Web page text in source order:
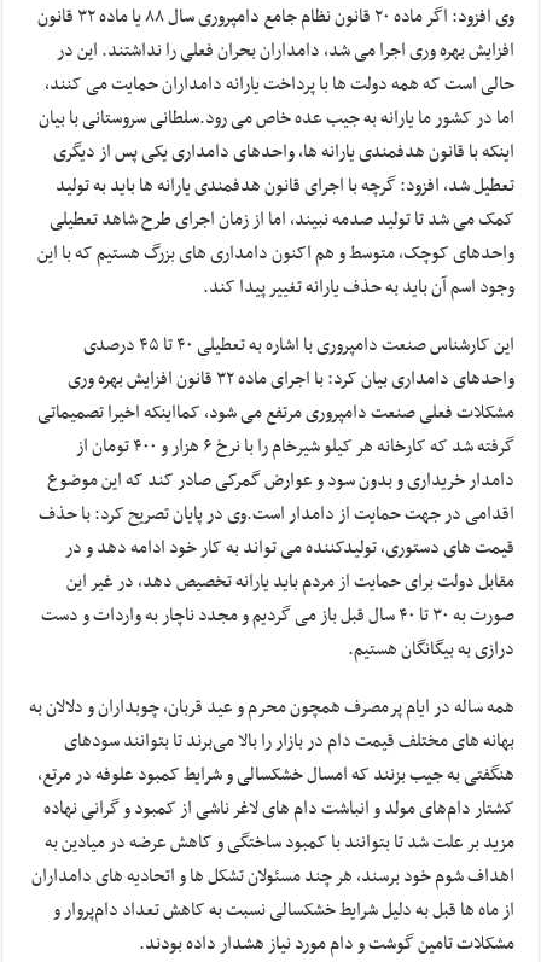
وی افزود: اگر ماده ۲۰ قانون نظام جامع دامپروری سال ۸۸ یا ماده ۳۲ قانون
افزایش بهره وری اجرا می شد، دامداران بحران فعلی را نداشتند. این در
حالی است که همه دولت ها با پرداخت یارانه دامداران حمایت می کنند،
اما در کشور ما یارانه به جیب عده خاص می رود.سلطانی سروستانی با بیان
اینکه با قانون هدفمندی یارانه ها، واحدهای دامداری یکی پس از دیگری
تعطیل شد، افزود: گرچه با اجرای قانون هدفمندی یارانه ها باید به تولید
کمک می شد تا تولید صدمه نبیند، اما از زمان اجرای طرح شاهد تعطیلی
واحدهای کوچک، متوسط و هم اکنون دامداری های بزرگ هستیم که با این
وجود اسم آن باید به حذف یارانه تغییر پیدا کند.
این کارشناس صنعت دامپروری با اشاره به تعطیلی ۴۰ تا ۴۵ درصدی
واحدهای دامداری بیان کرد: با اجرای ماده ۳۲ قانون افزایش بهره وری
مشکلات فعلی صنعت دامپروری مرتفع می شود، کمااینکه اخیرا تصمیماتی
گرفته شد که کارخانه هر کیلو شیرخام را با نرخ ۶ هزار و ۴۰۰ تومان از
دامدار خریداری و بدون سود و عوارض گمرکی صادر کند که این موضوع
اقدامی در جهت حمایت از دامدار است.وی در پایان تصریح کرد: با حذف
قیمت های دستوری، تولیدکننده می تواند به کار خود ادامه دهد و در
مقابل دولت برای حمایت از مردم باید یارانه تخصیص دهد، در غیر این
صورت به ۳۰ تا ۴۰ سال قبل باز می گردیم و مجدد ناچار به واردات و دست
درازی به بیگانگان هستیم.
همه ساله در ایام‌ پرمصرف همچون محرم و عید قربان، چوبداران و دلالان به
بهانه های مختلف قیمت دام در بازار را بالا می‌برند تا بتوانند سودهای
هنگفتی به جیب بزنند که امسال خشکسالی و شرایط کمبود علوفه در مرتع،
کشتار دام‌های مولد و انباشت دام های لاغر ناشی از کمبود و گرانی نهاده
مزید بر علت شد تا بتوانند با کمبود ساختگی و کاهش عرضه در میادین به
اهداف شوم خود برسند، هر چند مسئولان تشکل ها و اتحادیه های دامداران
از ماه ها قبل به دلیل شرایط خشکسالی نسبت به کاهش تعداد دام‌پروار و
مشکلات تامین گوشت و دام مورد نیاز هشدار داده بودند.